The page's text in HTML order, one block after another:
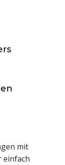
mit
einfach